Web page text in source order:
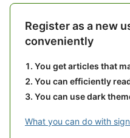
Register as a new
conveniently
You get articles that
You can efficiently
You can use dark
What you can do with